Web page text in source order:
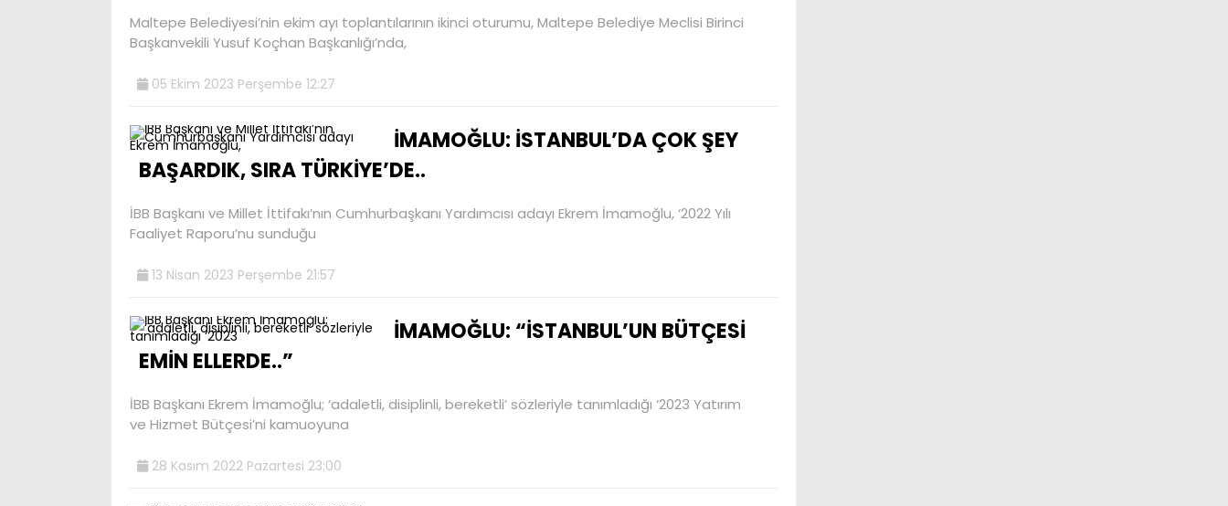
Maltepe Belediyesi’nin ekim ayı toplantılarının ikinci oturumu, Maltepe Belediye Meclisi Birinci
Başkanvekili Yusuf Koçhan Başkanlığı’nda,
05 Ekim 2023 Perşembe 12:27
İMAMOĞLU: İSTANBUL’DA ÇOK ŞEY
BAŞARDIK, SIRA TÜRKİYE’DE..
İBB Başkanı ve Millet İttifakı’nın Cumhurbaşkanı Yardımcısı adayı Ekrem İmamoğlu, ‘2022 Yılı
Faaliyet Raporu’nu sunduğu
13 Nisan 2023 Perşembe 21:57
İMAMOĞLU: “İSTANBUL’UN BÜTÇESİ
EMİN ELLERDE..”
İBB Başkanı Ekrem İmamoğlu; ‘adaletli, disiplinli, bereketli’ sözleriyle tanımladığı ‘2023 Yatırım
ve Hizmet Bütçesi’ni kamuoyuna
28 Kasım 2022 Pazartesi 23:00